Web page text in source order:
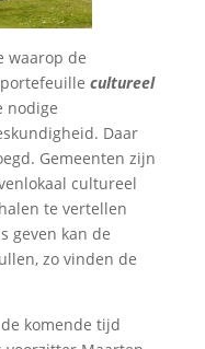
waarop de
cultureel
nodige
Daar
Gemeenten zijn
cultureel
te vertellen
geven kan de
zo vinden de
komende tijd